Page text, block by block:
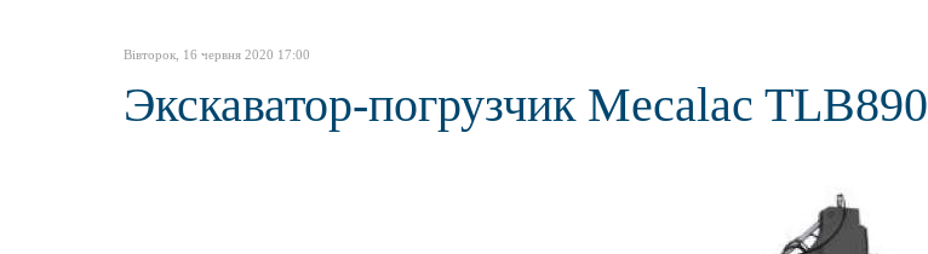
Вівторок, 16 червня 2020 17:00
Экскаватор-погрузчик Mecalac TLB890